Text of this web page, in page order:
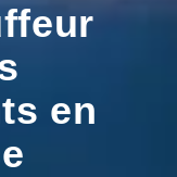
en